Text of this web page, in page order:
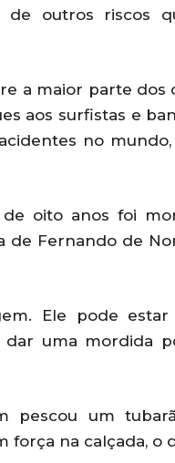
outros riscos
a maior parte dos
aos surfistas e
no
de oito anos foi
de Fernando de
Ele pode
dar uma mordida
pescou um
força na calçada,